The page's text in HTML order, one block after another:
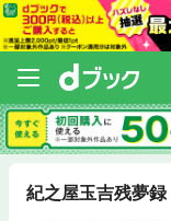
紀之屋玉吉残夢録